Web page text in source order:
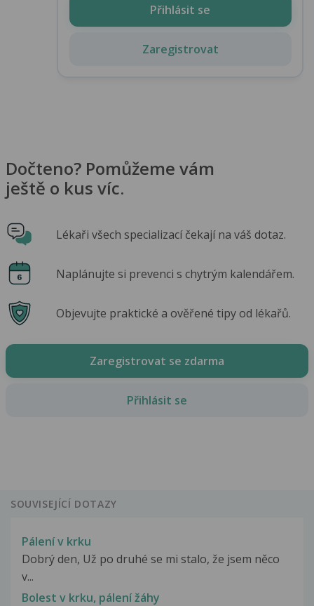
Přihlásit se
Zaregistrovat
Dočteno? Pomůžeme vám
ještě o kus víc.
Lékaři všech specializací čekají na váš dotaz.
Naplánujte si prevenci s chytrým kalendářem.
Objevujte praktické a ověřené tipy od lékařů.
Zaregistrovat se zdarma
Přihlásit se
SOUVISEJÍCÍ DOTAZY
Pálení v krku
Dobrý den, Už po druhé se mi stalo, že jsem něco
v...
Bolest v krku, pálení žáhy